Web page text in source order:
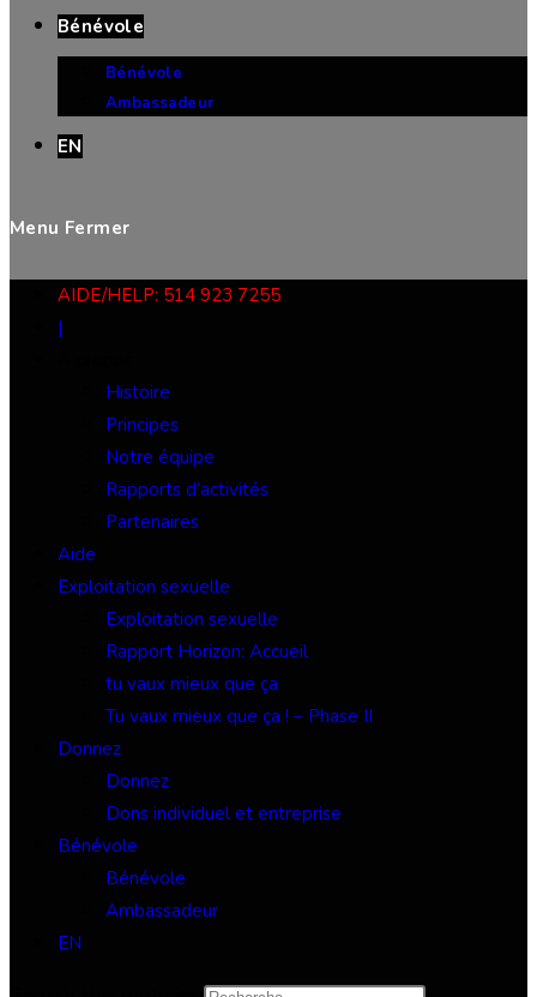
Bénévole
Bénévole
Ambassadeur
EN
Menu Fermer
AIDE/HELP: 514 923 7255
|
Histoire
Principes
Notre équipe
Rapports d’activités
Partenaires
Aide
Exploitation sexuelle
Exploitation sexuelle
Rapport Horizon: Accueil
tu vaux mieux que ça
Tu vaux mieux que ça ! – Phase II
Donnez
Donnez
Dons individuel et entreprise
Bénévole
Bénévole
Ambassadeur
EN